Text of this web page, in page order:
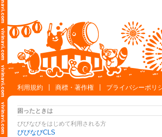
利用規約
商標・著作権 プライバシーポリ
困ったときは
びびなびをはじめて利用される方
びびなびCLS